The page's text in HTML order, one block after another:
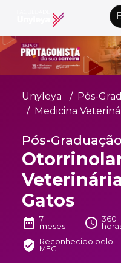
emoji_objectsAlto
Graduação EAD
Pós-Graduação
Atualização
Conheça a
Alianças
Convênios
UnyVantagens
Unyleya
Pós-
Medicina
Pós-
Gatos
date_range 7
meses
schedule 360
verified_user Reconhecido pelo
MEC